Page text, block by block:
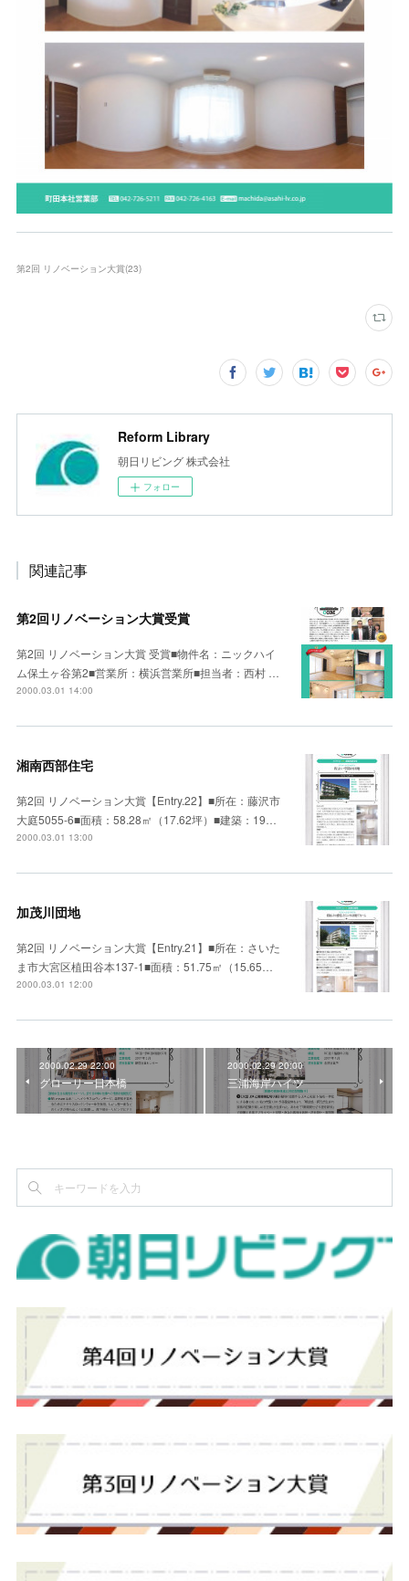
第2回 リノベーション大賞(23)
Reform Library
朝日リビング 株式会社
フォロー
関連記事
第2回リノベーション大賞受賞
第2回 リノベーション大賞 受賞■物件名：ニックハイ
ム保土ヶ谷第2■営業所：横浜営業所■担当者：西村 …
2000.03.01 14:00
湘南西部住宅
第2回 リノベーション大賞【Entry.22】■所在：藤沢市
大庭5055-6■面積：58.28㎡（17.62坪）■建築：19…
2000.03.01 13:00
加茂川団地
第2回 リノベーション大賞【Entry.21】■所在：さいた
ま市大宮区植田谷本137-1■面積：51.75㎡（15.65…
2000.03.01 12:00
2000.02.29 22:00
グローリー日本橋
2000.02.29 20:00
三浦海岸ハイツ